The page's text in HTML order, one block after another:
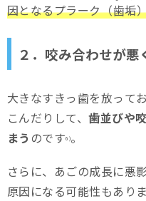
因となるプラーク（歯垢
２．咬み合わせが悪
大きなすきっ歯を放って
こんだりして、歯並びや
まう のです6)。
さらに、あごの成長に悪
原因になる可能性もありま